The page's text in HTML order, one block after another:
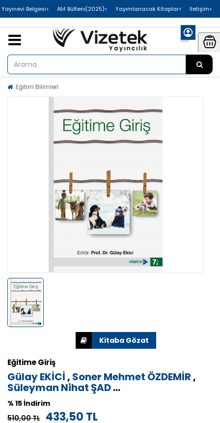
>İletişim
>Yayımlanacak Kitaplar
>Atıf Bülteni(2025)
>Uluslararası Yayınevi Belgesi
Eğitim Bilimleri
Eğitime Giriş
Gülay EKİCİ , Soner Mehmet ÖZDEMİR ,
Süleyman Nihat ŞAD...
% 15 İndirim
510,00 TL 433,50 TL